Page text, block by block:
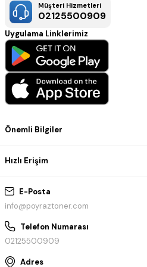
diğer tüm markalar veya ürün adları
göstermek için tasarlanmıştır.
E-Posta
info@poyraztoner.com
Telefon Numarası
02125500909
Adres
Önemli Bilgiler
Hızlı Erişim
Müşteri Hizmetleri
02125500909
Uygulama Linklerimiz